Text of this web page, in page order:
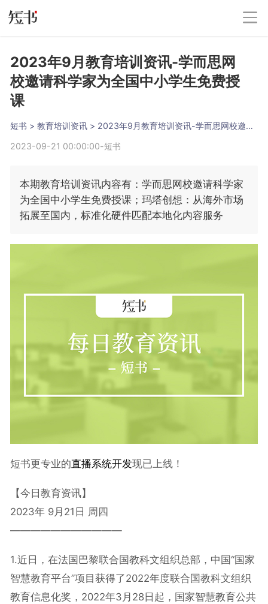
2023年9月教育培训资讯-学而思网
校邀请科学家为全国中小学生免费授
课
短书 > 教育培训资讯 >
2023年9月教育培训资讯-学而思网校邀请科学家为全国中小学生免费授课
2023-09-21 00:00:00-短书
本期教育培训资讯内容有：学而思网校邀请科学家
为全国中小学生免费授课；玛塔创想：从海外市场
拓展至国内，标准化硬件匹配本地化内容服务
短书更专业的直播系统开发现已上线！
【今日教育资讯】
2023年 9月21日 周四
———————————
1.近日，在法国巴黎联合国教科文组织总部，中国“国家
智慧教育平台”项目获得了2022年度联合国教科文组织
教育信息化奖，2022年3月28日起，国家智慧教育公共